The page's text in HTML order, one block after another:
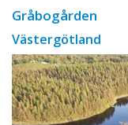
Gråbogården
Västergötland